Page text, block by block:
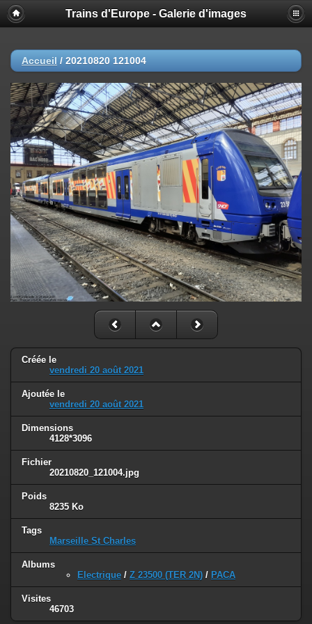
Trains d'Europe - Galerie d'images
Accueil / 20210820 121004
Créée le
vendredi 20 août 2021
Ajoutée le
vendredi 20 août 2021
Dimensions
4128*3096
Fichier
20210820_121004.jpg
Poids
8235 Ko
Tags
Marseille St Charles
Albums
Electrique / Z 23500 (TER 2N) / PACA
Visites
46703